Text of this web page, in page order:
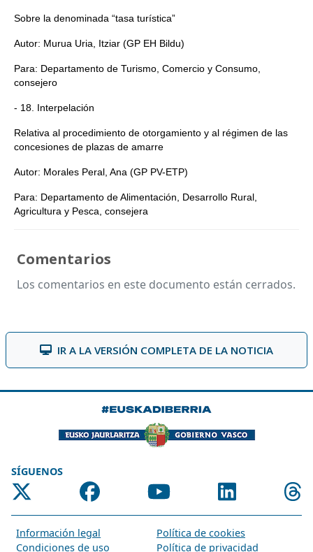
Sobre la denominada “tasa turística”
Autor: Murua Uria, Itziar (GP EH Bildu)
Para: Departamento de Turismo, Comercio y Consumo,
consejero
- 18. Interpelación
Relativa al procedimiento de otorgamiento y al régimen de las
concesiones de plazas de amarre
Autor: Morales Peral, Ana (GP PV-ETP)
Para: Departamento de Alimentación, Desarrollo Rural,
Agricultura y Pesca, consejera
Comentarios
Los comentarios en este documento están cerrados.
IR A LA VERSIÓN COMPLETA DE LA NOTICIA
SÍGUENOS
Información legal
Política de cookies
Condiciones de uso
Política de privacidad